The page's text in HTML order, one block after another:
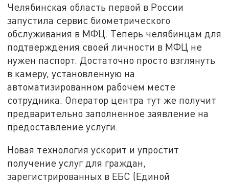
Челябинская область первой в России
запустила сервис биометрического
обслуживания в МФЦ. Теперь челябинцам для
подтверждения своей личности в МФЦ не
нужен паспорт. Достаточно просто взглянуть
в камеру, установленную на
автоматизированном рабочем месте
сотрудника. Оператор центра тут же получит
предварительно заполненное заявление на
предоставление услуги.
Новая технология ускорит и упростит
получение услуг для граждан,
зарегистрированных в ЕБС (Единой